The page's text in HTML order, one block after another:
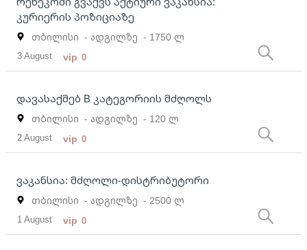
კურიერის პოზიციაზე
თბილისი - ადგილზე - 1750 ლ
3 August vip 0
დავასაქმებ B კატეგორიის მძღოლს
თბილისი - ადგილზე - 120 ლ
2 August vip 0
ვაკანსია: მძღოლი-დისტრიბუტორი
თბილისი - ადგილზე - 2500 ლ
1 August vip 0